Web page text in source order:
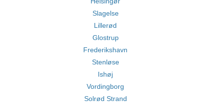
Slagelse
Lillerød
Glostrup
Frederikshavn
Stenløse
Ishøj
Vordingborg
Solrød Strand